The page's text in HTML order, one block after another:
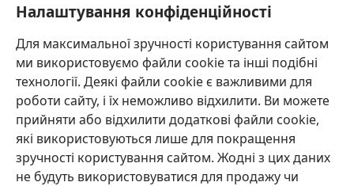
Налаштування конфіденційності
Для максимальної зручності користування сайтом
ми використовуємо файли cookie та інші подібні
технології. Деякі файли cookie є важливими для
роботи сайту, і їх неможливо відхилити. Ви можете
прийняти або відхилити додаткові файли cookie,
які використовуються лише для покращення
зручності користування сайтом. Жодні з цих даних
не будуть використовуватися для продажу чи
Пожертви
(відкривається
у
новому
вікні)
ОНЛАЙН-БІБЛІОТЕКА Товариства «Вартова башта»™
(відкривається
у
новому
вікні)
JW Hub ®
(відкривається
у
новомуJW Library
Watchtower Library